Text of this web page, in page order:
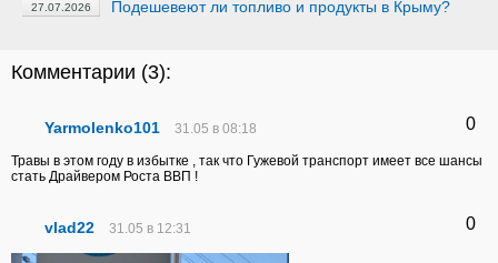
27.07.2026 Подешевеют ли топливо и продукты в Крыму?
Комментарии (3):
Yarmolenko101 31.05 в 08:18 0
Травы в этом году в избытке , так что Гужевой транспорт имеет все шансы
стать Драйвером Роста ВВП !
vlad22 31.05 в 12:31 0